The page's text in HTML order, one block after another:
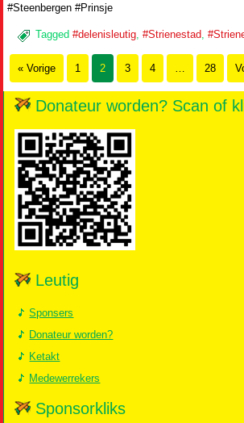
#Steenbergen #Prinsje
Tagged #delenisleutig ,#Strienestad ,
« Vorige 1 2 3 4 28
Donateur worden? Scan of
Leutig
Sponsers
Donateur worden?
Ketakt
Medewerrekers
Sponsorkliks